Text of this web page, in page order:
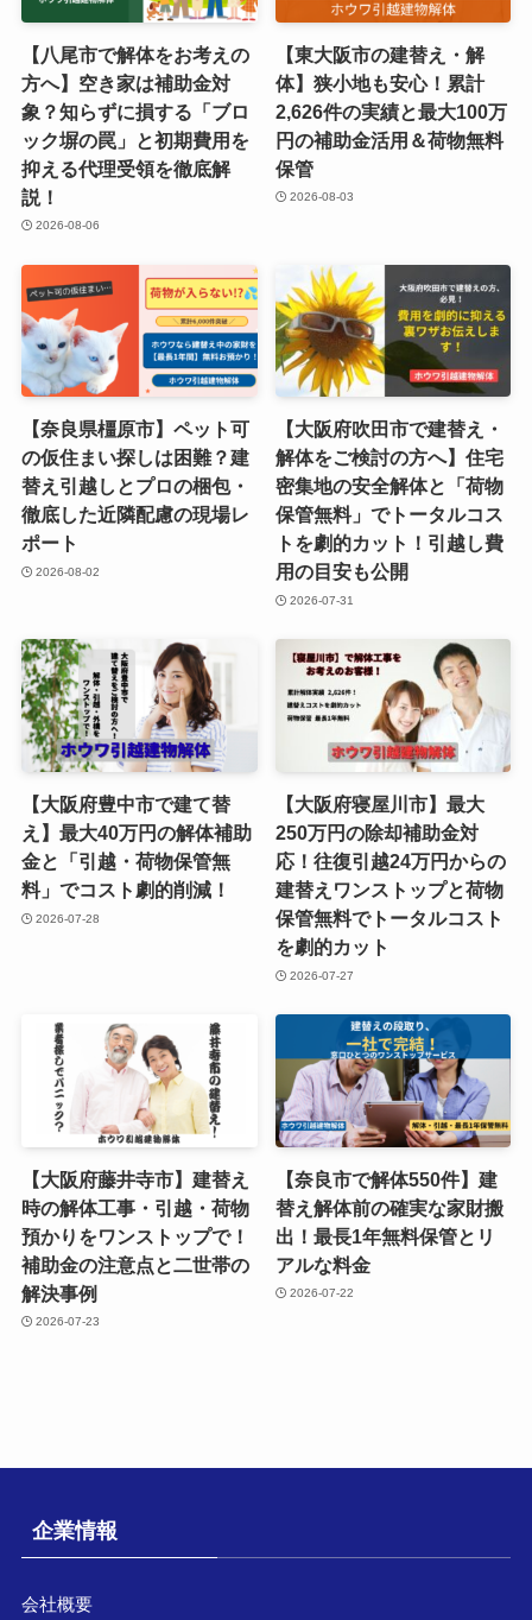
【八尾市で解体をお考えの
方へ】空き家は補助金対
象？知らずに損する「ブロ
ック塀の罠」と初期費用を
抑える代理受領を徹底解
説！
2026-08-06
【東大阪市の建替え・解
体】狭小地も安心！累計
2,626件の実績と最大100万
円の補助金活用＆荷物無料
保管
2026-08-03
【奈良県橿原市】ペット可
の仮住まい探しは困難？建
替え引越しとプロの梱包・
徹底した近隣配慮の現場レ
ポート
2026-08-02
【大阪府吹田市で建替え・
解体をご検討の方へ】住宅
密集地の安全解体と「荷物
保管無料」でトータルコス
トを劇的カット！引越し費
用の目安も公開
2026-07-31
【大阪府豊中市で建て替
え】最大40万円の解体補助
金と「引越・荷物保管無
料」でコスト劇的削減！
2026-07-28
【大阪府寝屋川市】最大
250万円の除却補助金対
応！往復引越24万円からの
建替えワンストップと荷物
保管無料でトータルコスト
を劇的カット
2026-07-27
【大阪府藤井寺市】建替え
時の解体工事・引越・荷物
預かりをワンストップで！
補助金の注意点と二世帯の
解決事例
2026-07-23
【奈良市で解体550件】建
替え解体前の確実な家財搬
出！最長1年無料保管とリ
アルな料金
2026-07-22
企業情報
会社概要